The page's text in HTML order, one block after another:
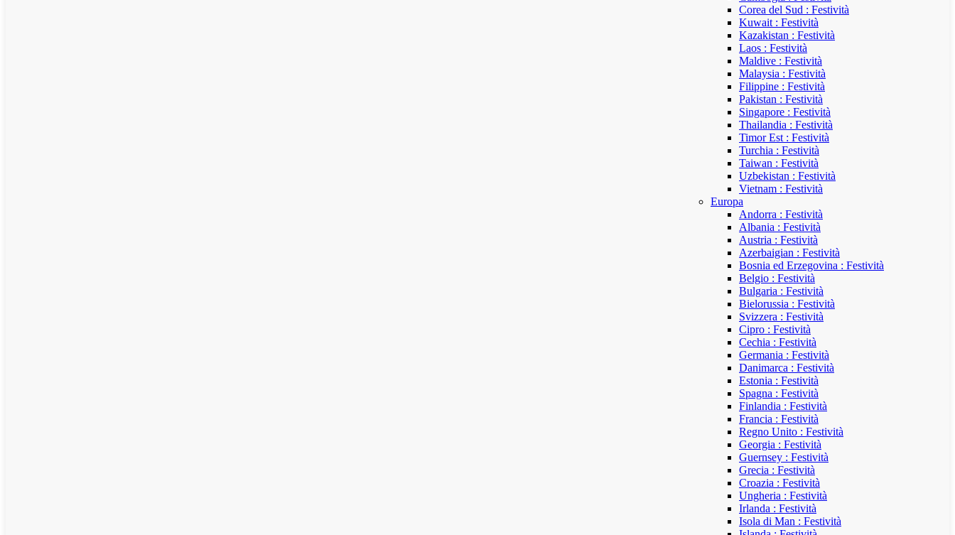
Corea del Sud : Festività
Kuwait : Festività
Kazakistan : Festività
Laos : Festività
Maldive : Festività
Malaysia : Festività
Filippine : Festività
Pakistan : Festività
Singapore : Festività
Thailandia : Festività
Timor Est : Festività
Turchia : Festività
Taiwan : Festività
Uzbekistan : Festività
Vietnam : Festività
Europa
Andorra : Festività
Albania : Festività
Austria : Festività
Azerbaigian : Festività
Bosnia ed Erzegovina : Festività
Belgio : Festività
Bulgaria : Festività
Bielorussia : Festività
Svizzera : Festività
Cipro : Festività
Cechia : Festività
Germania : Festività
Danimarca : Festività
Estonia : Festività
Spagna : Festività
Finlandia : Festività
Francia : Festività
Regno Unito : Festività
Georgia : Festività
Guernsey : Festività
Grecia : Festività
Croazia : Festività
Ungheria : Festività
Irlanda : Festività
Isola di Man : Festività